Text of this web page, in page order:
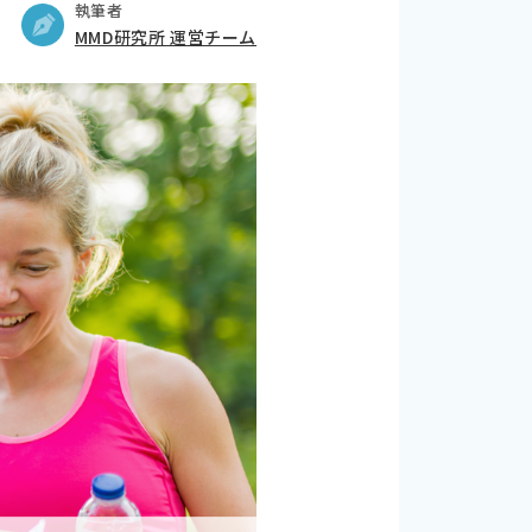
執筆者
MMD研究所 運営チーム